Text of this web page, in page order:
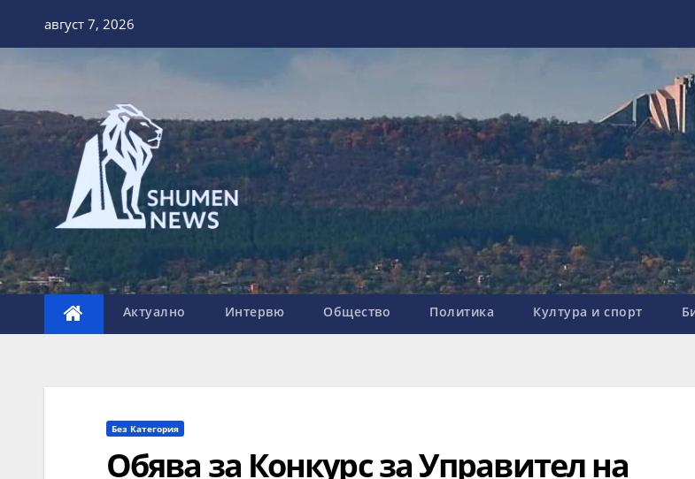
август 7, 2026
Актуално Интервю Общество Политика Култура и спорт
Без Категория
Обява за Конкурс за Управител на